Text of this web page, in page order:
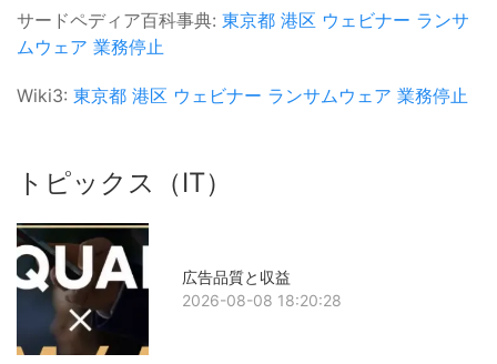
サードペディア百科事典: 東京都 港区 ウェビナー ランサ
ムウェア 業務停止
Wiki3: 東京都 港区 ウェビナー ランサムウェア 業務停止
トピックス（IT）
広告品質と収益
2026-08-08 18:20:28